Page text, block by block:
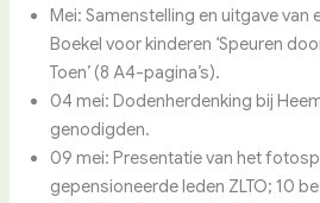
Mei: Samenstelling en uitgave
Boekel voor kinderen ‘Speuren
Toen’ (8 A4-pagina’s).
04 mei: Dodenherdenking bij
genodigden.
09 mei: Presentatie van het
gepensioneerde leden ZLTO; 10